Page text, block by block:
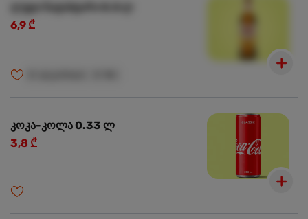
ლუდი ნატახტარი 0.5 ლ
6,9 ₾
კოკა-კოლა 0.33 ლ
3,8 ₾